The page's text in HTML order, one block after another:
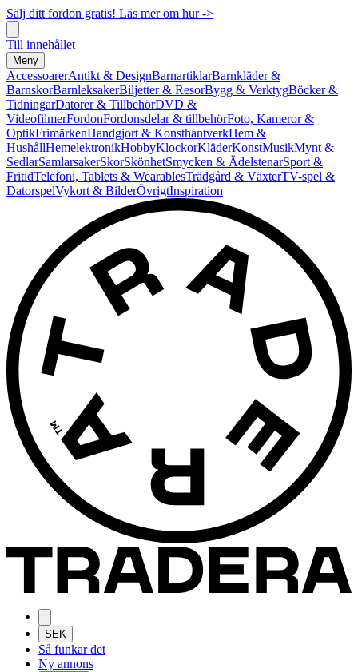
Sälj ditt fordon gratis! Läs mer om hur ->
Till innehållet
Meny
AccessoarerAntikt & DesignBarnartiklarBarnkläder &
BarnskorBarnleksakerBiljetter & ResorBygg & VerktygBöcker &
TidningarDatorer & TillbehörDVD &
VideofilmerFordonFordonsdelar & tillbehörFoto, Kameror &
OptikFrimärkenHandgjort & KonsthantverkHem &
HushållHemelektronikHobbyKlockorKläderKonstMusikMynt &
SedlarSamlarsakerSkorSkönhetSmycken & ÄdelstenarSport &
FritidTelefoni, Tablets & WearablesTrädgård & VäxterTV-spel &
DatorspelVykort & BilderÖvrigtInspiration
SEK
Så funkar det
Ny annons